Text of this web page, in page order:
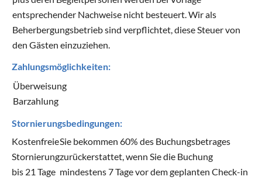
entsprechender Nachweise nicht besteuert. Wir als
Beherbergungsbetrieb sind verpflichtet, diese Steuer von
den Gästen einzuziehen.
Zahlungsmöglichkeiten:
Überweisung
Barzahlung
Stornierungsbedingungen:
Kostenfreie
Stornierung
bis 21 Tage
Sie bekommen 60% des Buchungsbetrages
zurückerstattet, wenn Sie die Buchung
mindestens 7 Tage vor dem geplanten Check-in